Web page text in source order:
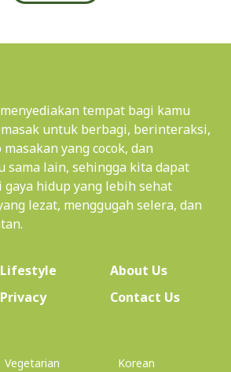
tempat bagi kamu
untuk berbagi, berinteraksi,
yang cocok, dan
sama lain, sehingga kita dapat
gaya hidup yang lebih sehat
lezat, menggugah selera, dan
Lifestyle About Us(current)
Privacy
Contact Us
Vegetarian Korean